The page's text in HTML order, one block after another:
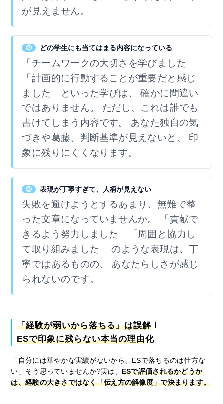
が見えません。
② どの学生にも当てはまる内容になっている
「チームワークの大切さを学びました」
「計画的に行動することが重要だと感じ
ました」といった学びは、 確かに間違い
ではありません。 ただし、これは誰でも
書けてしまう内容です。 あなた独自の気
づきや葛藤、判断基準が見えないと、 印
象に残りにくくなります。
③ 表現が丁寧すぎて、人柄が見えない
失敗を避けようとするあまり、無難で整
った文章になっていませんか。 「貢献で
きるよう努力しました」「周囲と協力し
て取り組みました」 のような表現は、丁
寧ではあるものの、 あなたらしさが感じ
られないのです。
「経験が弱いから落ちる」は誤解 ！
ESで印象に残らない本当の理由化
「自分には華やかな実績がないから、ESで落ちるのは仕方な
い」そう思っていませんか?実は、 ESで評価されるかどうか
は、経験の大きさではなく「伝え方の解像度」で決まります。